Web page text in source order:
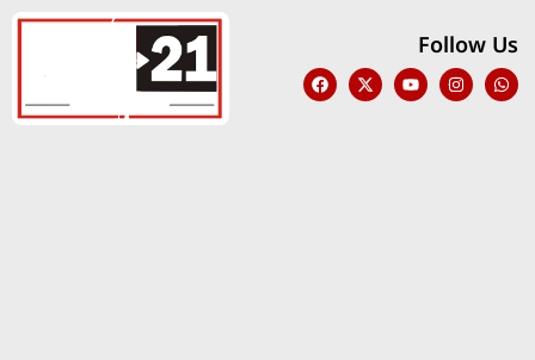
Follow Us